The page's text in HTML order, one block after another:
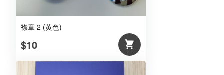
襟章 2 (黄色)
$10